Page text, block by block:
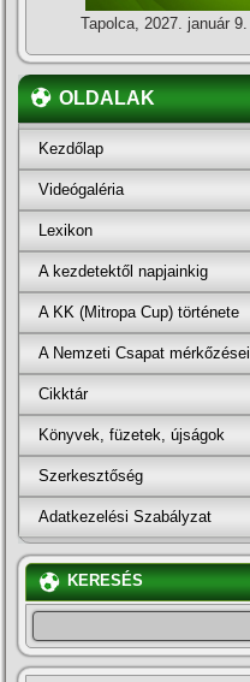
Tapolca, 2027. január 9.
OLDALAK
Kezdőlap
Videógaléria
Lexikon
A kezdetektől napjainkig
A KK (Mitropa Cup) története
A Nemzeti Csapat mérkőzései
Cikktár
Könyvek, füzetek, újságok
Szerkesztőség
Adatkezelési Szabályzat
KERESÉS